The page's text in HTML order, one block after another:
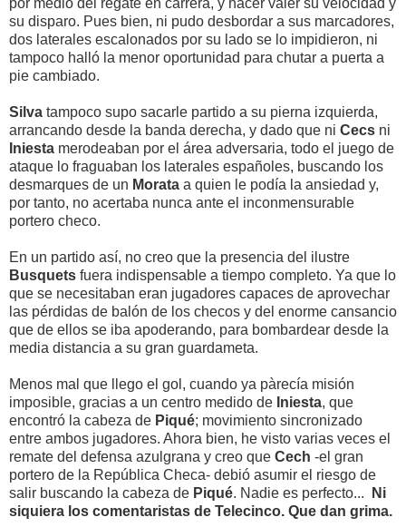
por medio del regate en carrera, y hacer valer su velocidad y
su disparo. Pues bien, ni pudo desbordar a sus marcadores,
dos laterales escalonados por su lado se lo impidieron, ni
tampoco halló la menor oportunidad para chutar a puerta a
pie cambiado.
Silva tampoco supo sacarle partido a su pierna izquierda,
arrancando desde la banda derecha, y dado que ni Cecs ni
Iniesta merodeaban por el área adversaria, todo el juego de
ataque lo fraguaban los laterales españoles, buscando los
desmarques de un Morata a quien le podía la ansiedad y,
por tanto, no acertaba nunca ante el inconmensurable
portero checo.
En un partido así, no creo que la presencia del ilustre
Busquets fuera indispensable a tiempo completo. Ya que lo
que se necesitaban eran jugadores capaces de aprovechar
las pérdidas de balón de los checos y del enorme cansancio
que de ellos se iba apoderando, para bombardear desde la
media distancia a su gran guardameta.
Menos mal que llego el gol, cuando ya pàrecía misión
imposible, gracias a un centro medido de Iniesta, que
encontró la cabeza de Piqué; movimiento sincronizado
entre ambos jugadores. Ahora bien, he visto varias veces el
remate del defensa azulgrana y creo que Cech -el gran
portero de la República Checa- debió asumir el riesgo de
salir buscando la cabeza de Piqué. Nadie es perfecto...
Ni
siquiera los comentaristas de Telecinco. Que dan grima.